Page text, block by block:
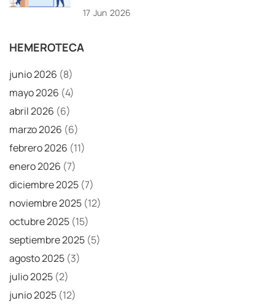
17 Jun 2026
HEMEROTECA
junio 2026 (8)
mayo 2026 (4)
abril 2026 (6)
marzo 2026 (6)
febrero 2026 (11)
enero 2026 (7)
diciembre 2025 (7)
noviembre 2025 (12)
octubre 2025 (15)
septiembre 2025 (5)
agosto 2025 (3)
julio 2025 (2)
junio 2025 (12)